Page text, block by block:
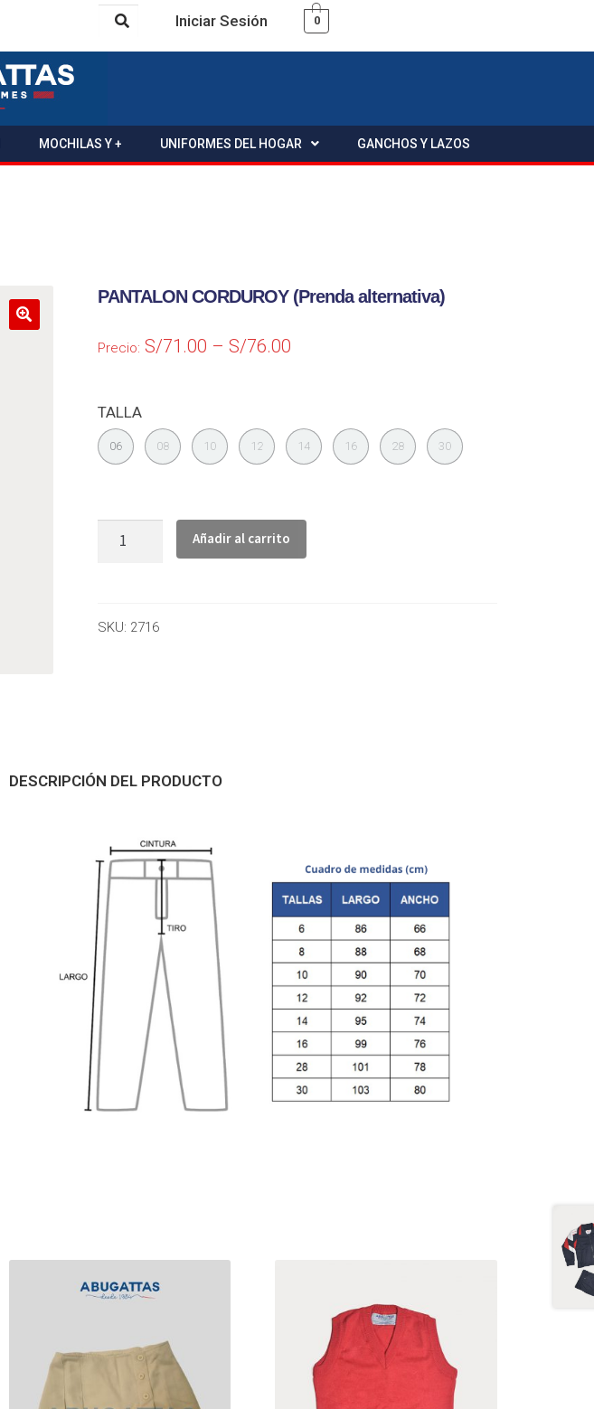
Iniciar Sesión 0
MOCHILAS Y + UNIFORMES DEL HOGAR GANCHOS Y LAZOS
PANTALON CORDUROY (Prenda alternativa)
Precio: S/71.00 – S/76.00
TALLA
06 08 10 12 14 16 28 30
Añadir al carrito
SKU: 2716
DESCRIPCIÓN DEL PRODUCTO